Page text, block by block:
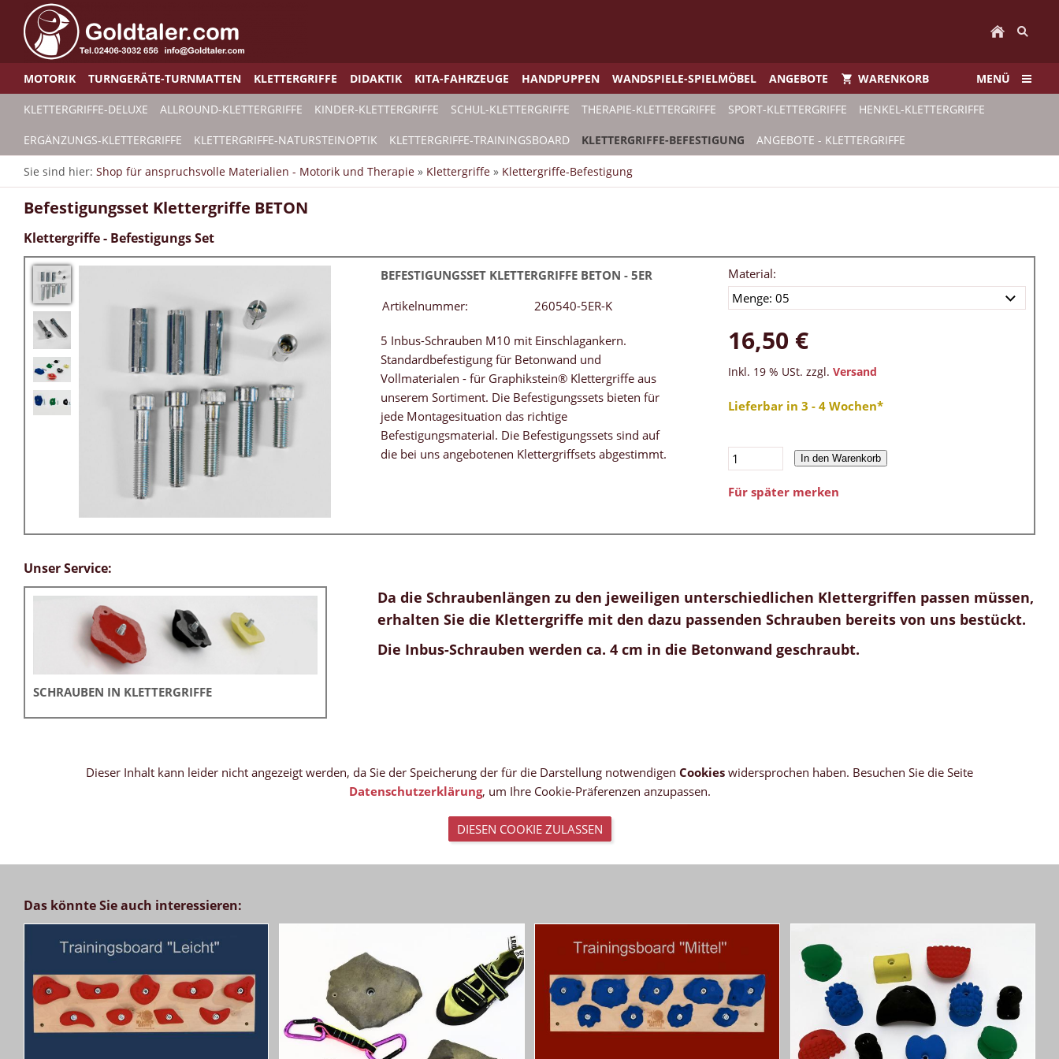
MOTORIK TURNGERÄTE-TURNMATTEN KLETTERGRIFFE DIDAKTIK KITA-FAHRZEUGE HANDPUPPEN WANDSPIELE-SPIELMÖBEL ANGEBOTE WARENKORB MENÜ
KLETTERGRIFFE-DELUXE ALLROUND-KLETTERGRIFFE KINDER-KLETTERGRIFFE SCHUL-KLETTERGRIFFE THERAPIE-KLETTERGRIFFE SPORT-KLETTERGRIFFE HENKEL-KLETTERGRIFFE
ERGÄNZUNGS-KLETTERGRIFFE KLETTERGRIFFE-NATURSTEINOPTIK KLETTERGRIFFE-TRAININGSBOARD KLETTERGRIFFE-BEFESTIGUNG ANGEBOTE - KLETTERGRIFFE
Sie sind hier: Shop für anspruchsvolle Materialien - Motorik und Therapie » Klettergriffe » Klettergriffe-Befestigung
Befestigungsset Klettergriffe BETON
Klettergriffe - Befestigungs Set
BEFESTIGUNGSSET KLETTERGRIFFE BETON - 5ER
Artikelnummer:
260540-5ER-K
5 Inbus-Schrauben M10 mit Einschlagankern.
Standardbefestigung für Betonwand und
Vollmaterialen - für Graphikstein® Klettergriffe aus
unserem Sortiment. Die Befestigungssets bieten für
jede Montagesituation das richtige
Befestigungsmaterial. Die Befestigungssets sind auf
die bei uns angebotenen Klettergriffsets abgestimmt.
Material:
16,50 €
Inkl. 19 % USt. zzgl. Versand
Lieferbar in 3 - 4 Wochen*
In den Warenkorb
Für später merken
Unser Service:
SCHRAUBEN IN KLETTERGRIFFE
Da die Schraubenlängen zu den jeweiligen unterschiedlichen Klettergriffen passen müssen,
erhalten Sie die Klettergriffe mit den dazu passenden Schrauben bereits von uns bestückt.
Die Inbus-Schrauben werden ca. 4 cm in die Betonwand geschraubt.
Dieser Inhalt kann leider nicht angezeigt werden, da Sie der Speicherung der für die Darstellung notwendigen Cookies widersprochen haben. Besuchen Sie die Seite
Datenschutzerklärung, um Ihre Cookie-Präferenzen anzupassen.
DIESEN COOKIE ZULASSEN
Das könnte Sie auch interessieren: